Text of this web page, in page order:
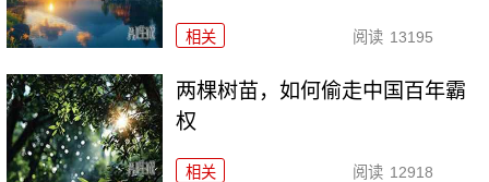
相关 阅读 13195
两棵树苗，如何偷走中国百年霸
权
相关 阅读 12918